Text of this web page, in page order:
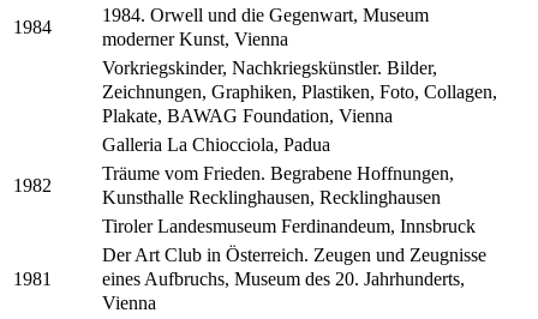
1984
1984. Orwell und die Gegenwart, Museum
moderner Kunst, Vienna
Vorkriegskinder, Nachkriegskünstler. Bilder,
Zeichnungen, Graphiken, Plastiken, Foto, Collagen,
Plakate, BAWAG Foundation, Vienna
Galleria La Chiocciola, Padua
1982
Träume vom Frieden. Begrabene Hoffnungen,
Kunsthalle Recklinghausen, Recklinghausen
Tiroler Landesmuseum Ferdinandeum, Innsbruck
1981
Der Art Club in Österreich. Zeugen und Zeugnisse
eines Aufbruchs, Museum des 20. Jahrhunderts,
Vienna